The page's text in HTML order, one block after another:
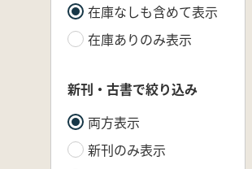
在庫なしも含めて表示
在庫ありのみ表示
新刊・古書で絞り込み
両方表示
新刊のみ表示